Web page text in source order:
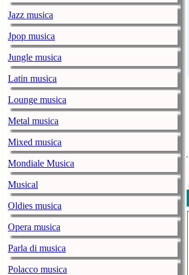
Jazz musica
Jpop musica
Jungle musica
Latin musica
Lounge musica
Metal musica
Mixed musica
Mondiale Musica
Musical
Oldies musica
Opera musica
Parla di musica
Polacco musica